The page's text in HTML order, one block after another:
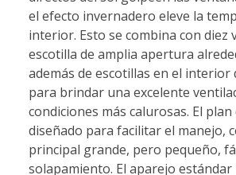
el efecto invernadero eleve la
interior. Esto se combina con diez
escotilla de amplia apertura
además de escotillas en el interior
para brindar una excelente
condiciones más calurosas. El plan
diseñado para facilitar el manejo,
principal grande, pero pequeño,
solapamiento. El aparejo